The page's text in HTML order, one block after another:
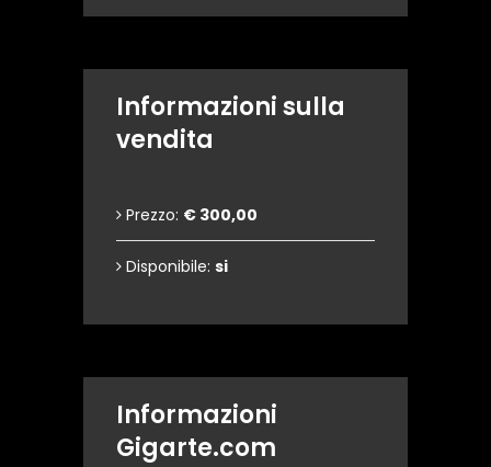
Informazioni sulla
vendita
Prezzo: € 300,00
Disponibile: si
Informazioni
Gigarte.com